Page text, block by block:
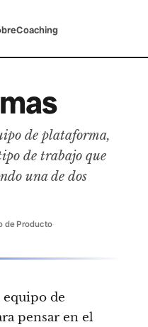
Coaching
de plataforma,
de trabajo que
una de dos
de Producto
de
pensar en el